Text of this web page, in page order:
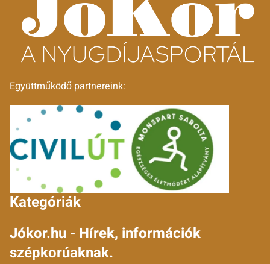
Együttműködő partnereink:
Kategóriák
Jókor.hu - Hírek, információk
szépkorúaknak.